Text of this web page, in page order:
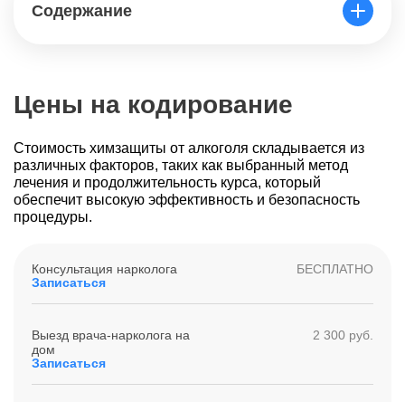
Содержание
Цены на кодирование
Стоимость химзащиты от алкоголя складывается из
различных факторов, таких как выбранный метод
лечения и продолжительность курса, который
обеспечит высокую эффективность и безопасность
процедуры.
Консультация нарколога
БЕСПЛАТНО
Записаться
Выезд врача-нарколога на
дом
2 300 руб.
Записаться